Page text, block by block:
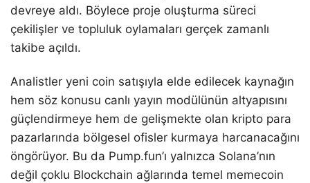
devreye aldı. Böylece proje oluşturma süreci
çekilişler ve topluluk oylamaları gerçek zamanlı
takibe açıldı.
Analistler yeni coin satışıyla elde edilecek kaynağın
hem söz konusu canlı yayın modülünün altyapısını
güçlendirmeye hem de gelişmekte olan kripto para
pazarlarında bölgesel ofisler kurmaya harcanacağını
öngörüyor. Bu da Pump.fun’ı yalnızca Solana’nın
değil çoklu Blockchain ağlarında temel memecoin